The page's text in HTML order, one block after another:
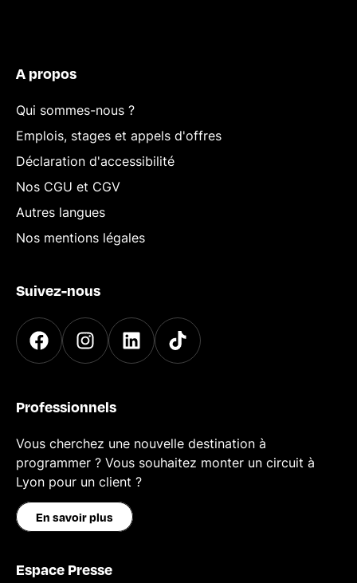
A propos
Qui sommes-nous ?
Emplois, stages et appels d'offres
Déclaration d'accessibilité
Nos CGU et CGV
Autres langues
Nos mentions légales
Suivez-nous
Professionnels
Vous cherchez une nouvelle destination à
programmer ? Vous souhaitez monter un circuit à
Lyon pour un client ?
En savoir plus
Espace Presse